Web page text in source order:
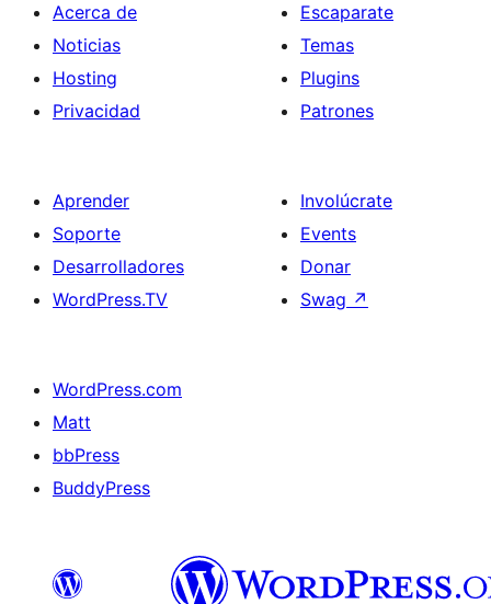
Acerca de
Noticias
Hosting
Privacidad
Escaparate
Temas
Plugins
Patrones
Aprender
Soporte
Desarrolladores
WordPress.TV
Involúcrate
Events
Donar
Swag ↗
WordPress.com
Matt
bbPress
BuddyPress